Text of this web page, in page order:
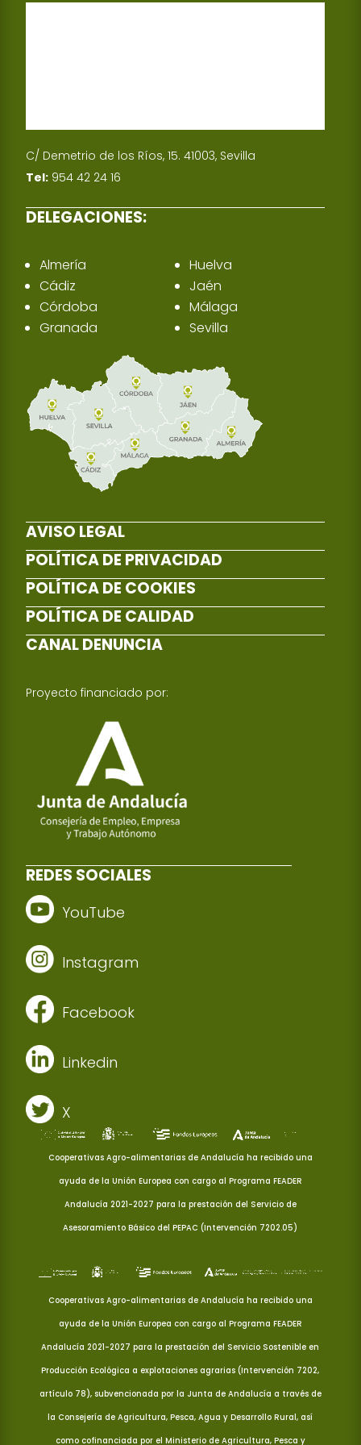
p
I
C/ Demetrio de los Ríos, 15. 41003, Sevilla
Tel: 954 42 24 16
DELEGACIONES:
Almería
Cádiz
Córdoba
Granada
Huelva
Jaén
Málaga
Sevilla
AVISO LEGAL
POLÍTICA DE PRIVACIDAD
POLÍTICA DE COOKIES
POLÍTICA DE CALIDAD
CANAL DENUNCIA
Proyecto financiado por:
REDES SOCIALES
YouTube
Instagram
Facebook
Linkedin
X
Cooperativas Agro-alimentarias de Andalucía ha recibido una
ayuda de la Unión Europea con cargo al Programa FEADER
Andalucía 2021-2027 para la prestación del Servicio de
Asesoramiento Básico del PEPAC (Intervención 7202.05)
Cooperativas Agro-alimentarias de Andalucía ha recibido una
ayuda de la Unión Europea con cargo al Programa FEADER
Andalucía 2021-2027 para la prestación del Servicio Sostenible en
Producción Ecológica a explotaciones agrarias (Intervención 7202,
artículo 78), subvencionada por la Junta de Andalucía a través de
la Consejería de Agricultura, Pesca, Agua y Desarrollo Rural, así
como cofinanciada por el Ministerio de Agricultura, Pesca y